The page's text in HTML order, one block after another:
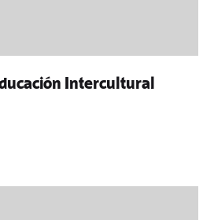
Intercultural